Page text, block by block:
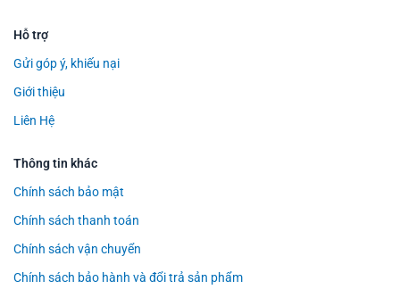
Hỗ trợ
Gửi góp ý, khiếu nại
Giới thiệu
Liên Hệ
Thông tin khác
Chính sách bảo mật
Chính sách thanh toán
Chính sách vận chuyển
Chính sách bảo hành và đổi trả sản phẩm